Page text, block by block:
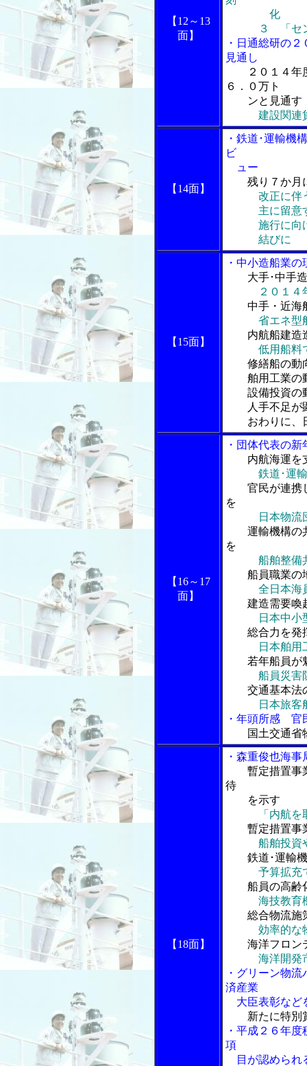
【12～13
面】
化
３ 「セン
・日通総研の
見通し
２０１４
６．０万ト
ンと見通す
建設関連
【14面】
・鉄道･運輸機
ビ
ュー
残り７か月
改正に伴
主に留意す
施行に向け
結びに
【15面】
・中小造船業
大手･中手
２０１
中手・近海
省エネ型
内航船建造
低用船料
修繕船の動向
舶用工業の動
設備投資の動
人手不足が顕
おわりに、日
【16～17
面】
・団体代表の新
内航海運を
鉄道･運
官民が連携し
を
日本物
運輸機構の共
を
船舶整備
船員職業の地
全日本
建造需要喚起
日本中
総合力を発揮
日本舶
若年船員が魅
船員災
交通基本法の
日本旅
・年頭所感 官
国土交通
【18面】
・森重俊也海
暫定措置事
待
を示す
「内航
暫定措置事
船舶投資
鉄道･運輸機
予算拡充
船員の高齢
海技教育
総合物流施策
効率的な
海洋フロン
海洋開発
・グリーン物
済産業
大臣表彰など
新たに特別
・平成２６年
項
目が認められ